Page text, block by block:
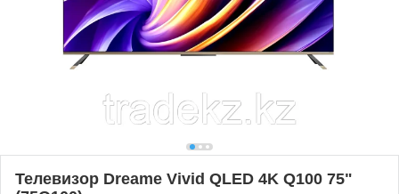
Телевизор Dreame Vivid QLED 4K Q100 75"